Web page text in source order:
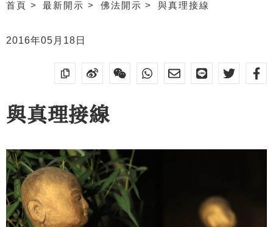
首頁 最新開示 佛法開示 與真理接線
2016年05月18日
與真理接線